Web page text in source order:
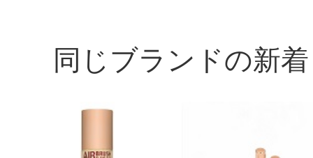
同じブランドの新